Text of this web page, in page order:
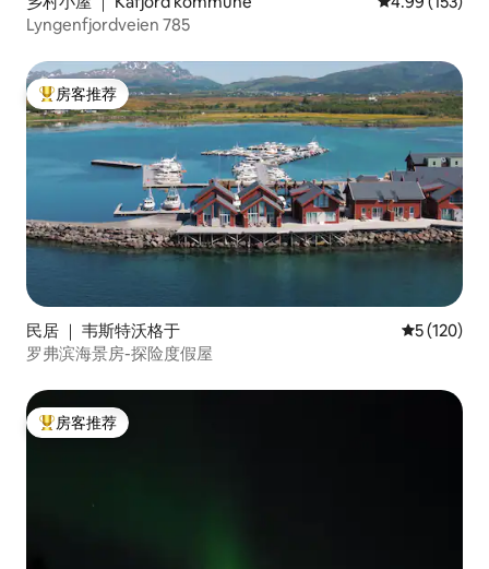
Lyngenfjordveien 785
热门「房客推荐」
房客推荐
民居 ｜ 韦斯特沃格于 平均评分 5
5 (120)
罗弗滨海景房-探险度假屋
热门「房客推荐」
房客推荐